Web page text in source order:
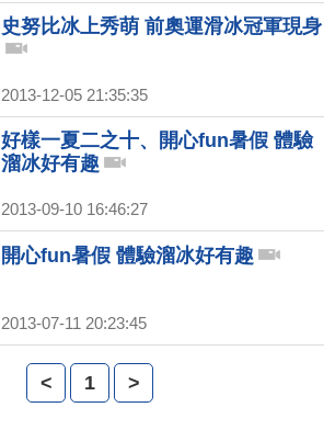
史努比冰上秀萌 前奧運滑冰冠軍現身
2013-12-05 21:35:35
好樣一夏二之十、開心fun暑假 體驗
溜冰好有趣
2013-09-10 16:46:27
開心fun暑假 體驗溜冰好有趣
2013-07-11 20:23:45
< 1 >